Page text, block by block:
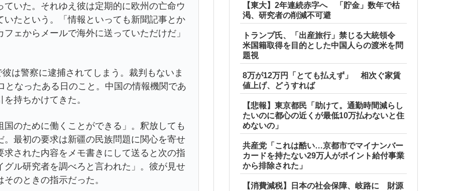
いた。それゆえ彼は定期的に欧州の亡命ウ
たという。「情報といっても新聞記事とか
ェからメールで海外に送っていただけだ」
は警察に逮捕されてしまう。裁判もないま
なったある日のこと。中国の情報機関であ
持ちかけてきた。
のために働くことができる」。釈放しても
最初の要求は新疆の民族問題に関心を寄せ
された内容をメモ書きにして送ると次の指
ル研究者を調べろと言われた」。彼が見せ
のときの指示だった。
【東大】2年連続赤字へ 「貯金」数年で枯
渇、研究者の削減不可避
トランプ氏、「出産旅行」禁じる大統領令
米国籍取得を目的とした中国人らの渡米を問
題視
8万が12万円「とても払えず」 相次ぐ家賃
値上げ、どうすれば
【悲報】東京都民「助けて。通勤時間減らし
たいのに都心の近くが最低10万払わないと住
めないの」
共産党「これは酷い…京都市でマイナンバー
カードを持たない29万人がポイント給付事業
から排除された」
【消費減税】日本の社会保障、岐路に 財源